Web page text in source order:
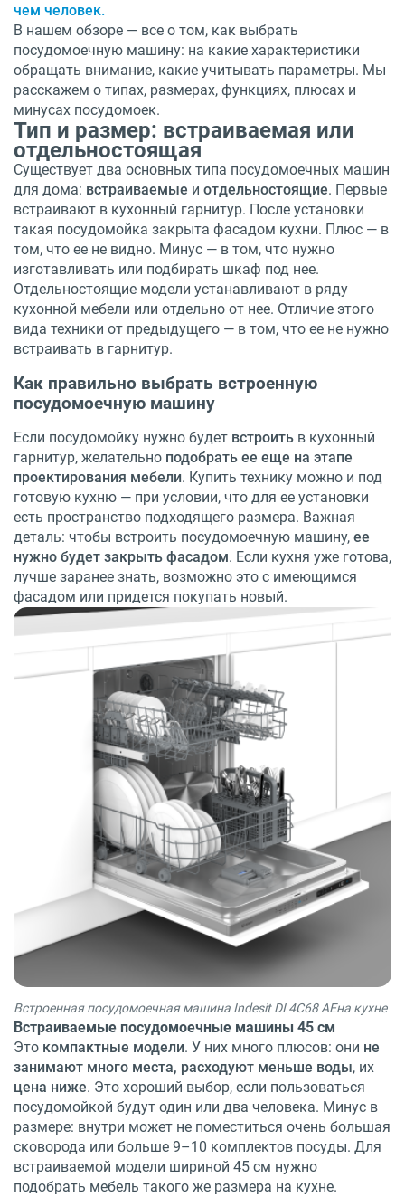
чем человек.
В нашем обзоре — все о том, как выбрать
посудомоечную машину: на какие характеристики
обращать внимание, какие учитывать параметры. Мы
расскажем о типах, размерах, функциях, плюсах и
минусах посудомоек.
Тип и размер: встраиваемая или
отдельностоящая
Встроенная посудомоечная машина Indesit DI 4C68 AEна кухне
Существует два основных типа посудомоечных машин
для дома: встраиваемые и отдельностоящие. Первые
встраивают в кухонный гарнитур. После установки
такая посудомойка закрыта фасадом кухни. Плюс — в
том, что ее не видно. Минус — в том, что нужно
изготавливать или подбирать шкаф под нее.
Отдельностоящие модели устанавливают в ряду
кухонной мебели или отдельно от нее. Отличие этого
вида техники от предыдущего — в том, что ее не нужно
встраивать в гарнитур.
Как правильно выбрать встроенную
посудомоечную машину
Если посудомойку нужно будет встроить в кухонный
гарнитур, желательно подобрать ее еще на этапе
проектирования мебели. Купить технику можно и под
готовую кухню — при условии, что для ее установки
есть пространство подходящего размера. Важная
деталь: чтобы встроить посудомоечную машину, ее
нужно будет закрыть фасадом. Если кухня уже готова,
лучше заранее знать, возможно это с имеющимся
фасадом или придется покупать новый.
Встраиваемые посудомоечные машины 45 см
Это компактные модели. У них много плюсов: они не
занимают много места, расходуют меньше воды, их
цена ниже. Это хороший выбор, если пользоваться
посудомойкой будут один или два человека. Минус в
размере: внутри может не поместиться очень большая
сковорода или больше 9–10 комплектов посуды. Для
встраиваемой модели шириной 45 см нужно
подобрать мебель такого же размера на кухне.